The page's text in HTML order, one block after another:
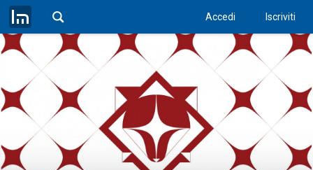
Accedi Iscriviti